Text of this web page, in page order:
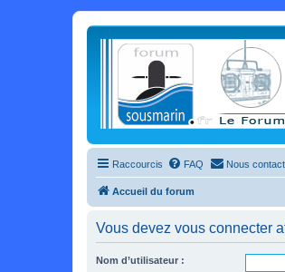
Raccourcis FAQ Nous
Accueil du forum
Vous devez vous connecter
Nom d’utilisateur :